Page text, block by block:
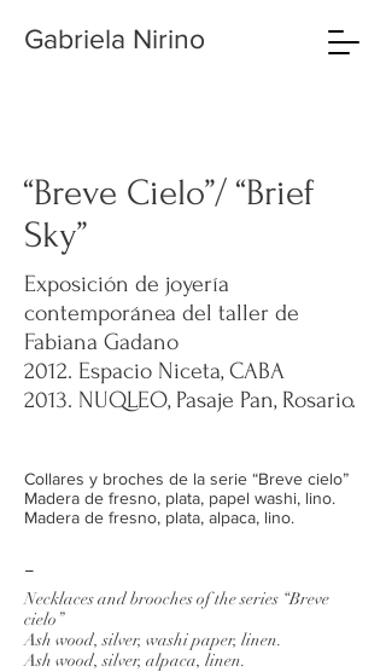
Gabriela Nirino
“Breve Cielo”/ “Brief
Sky”
Exposición de joyería
contemporánea del taller de
Fabiana Gadano
2012. Espacio Niceta, CABA
2013. NUQLEO, Pasaje Pan, Rosario.
Collares y broches de la serie “Breve cielo”
Madera de fresno, plata, papel washi, lino.
Madera de fresno, plata, alpaca, lino.
Necklaces and brooches of the series “Breve
cielo”
Ash wood, silver, washi paper, linen.
Ash wood, silver, alpaca, linen.